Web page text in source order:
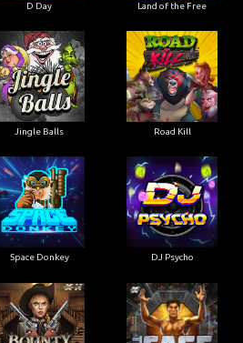
D Day Land of the Free
Jingle Balls Road Kill
Space Donkey DJ Psycho